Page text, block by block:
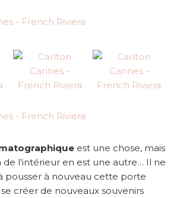
est une chose, mais
de l’intérieur en est une autre… Il ne
pousser à nouveau cette porte
créer de nouveaux souvenirs